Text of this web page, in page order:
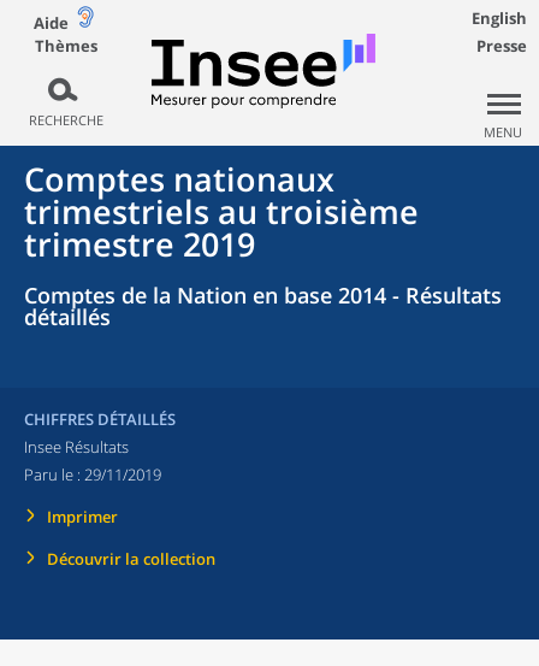
Aide
Thèmes
RECHERCHE
English
Presse
MENU
Comptes nationaux
trimestriels au troisième
trimestre 2019
Comptes de la Nation en base 2014 - Résultats
détaillés
CHIFFRES DÉTAILLÉS
Insee Résultats
Paru le : 29/11/2019
Imprimer
Découvrir la collection